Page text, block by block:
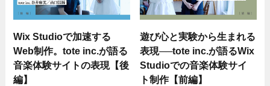
Wix Studioで加速する
Web制作。tote inc.が語る
音楽体験サイトの表現【後
編】
遊び心と実験から生まれる
表現──tote inc.が語るWix
Studioでの音楽体験サイ
ト制作【前編】